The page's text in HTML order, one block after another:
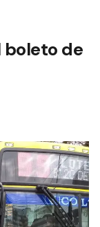
boleto de